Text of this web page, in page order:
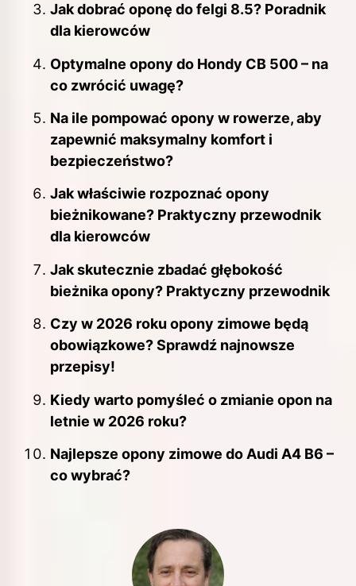
Jak dobrać oponę do felgi 8.5? Poradnik
dla kierowców
Optymalne opony do Hondy CB 500 – na
co zwrócić uwagę?
Na ile pompować opony w rowerze, aby
zapewnić maksymalny komfort i
bezpieczeństwo?
Jak właściwie rozpoznać opony
bieżnikowane? Praktyczny przewodnik
dla kierowców
Jak skutecznie zbadać głębokość
bieżnika opony? Praktyczny przewodnik
Czy w 2026 roku opony zimowe będą
obowiązkowe? Sprawdź najnowsze
przepisy!
Kiedy warto pomyśleć o zmianie opon na
letnie w 2026 roku?
Najlepsze opony zimowe do Audi A4 B6 –
co wybrać?